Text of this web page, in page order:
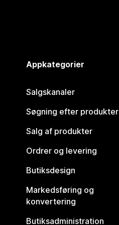
Appkategorier
Salgskanaler
Søgning efter produkter
Salg af produkter
Ordrer og levering
Butiksdesign
Markedsføring og
konvertering
Butiksadministration